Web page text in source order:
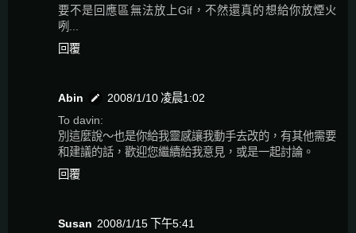
要不是回應區無法放上Gif，不然還真的想給你放煙火
咧...
回覆
Abin
2008/1/10 凌晨1:02
To davin:
別這麼說～也是你給我靈感讓我動手去改的，有其他需要
和建議的話，歡迎您繼續給我意見，或是一起討論。
回覆
Susan 2008/1/15 下午5:41